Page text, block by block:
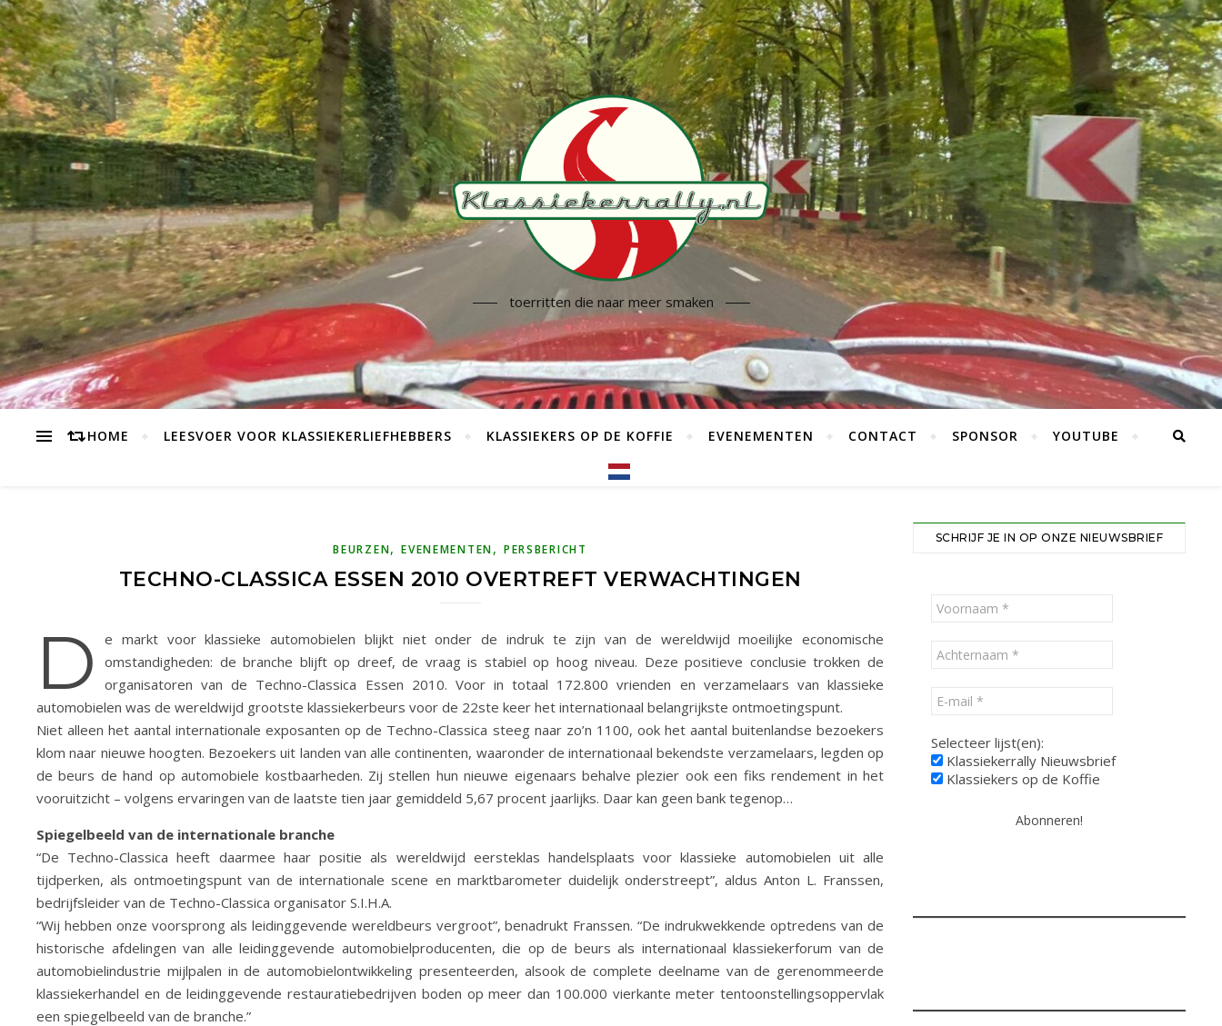
toerritten die naar meer smaken
HOME LEESVOER VOOR KLASSIEKERLIEFHEBBERS KLASSIEKERS OP DE KOFFIE EVENEMENTEN CONTACT SPONSOR YOUTUBE
BEURZEN,EVENEMENTEN, PERSBERICHT
TECHNO-CLASSICA ESSEN 2010 OVERTREFT VERWACHTINGEN
D
e markt voor klassieke automobielen blijkt niet onder de indruk te zijn van de wereldwijd moeilijke economische
omstandigheden: de branche blijft op dreef, de vraag is stabiel op hoog niveau. Deze positieve conclusie trokken de
organisatoren van de Techno-Classica Essen 2010. Voor in totaal 172.800 vrienden en verzamelaars van klassieke
automobielen was de wereldwijd grootste klassiekerbeurs voor de 22ste keer het internationaal belangrijkste ontmoetingspunt.
Niet alleen het aantal internationale exposanten op de Techno-Classica steeg naar zo’n 1100, ook het aantal buitenlandse bezoekers
klom naar nieuwe hoogten. Bezoekers uit landen van alle continenten, waaronder de internationaal bekendste verzamelaars, legden op
de beurs de hand op automobiele kostbaarheden. Zij stellen hun nieuwe eigenaars behalve plezier ook een fiks rendement in het
vooruitzicht – volgens ervaringen van de laatste tien jaar gemiddeld 5,67 procent jaarlijks. Daar kan geen bank tegenop…
Spiegelbeeld van de internationale branche
“De Techno-Classica heeft daarmee haar positie als wereldwijd eersteklas handelsplaats voor klassieke automobielen uit alle
tijdperken, als ontmoetingspunt van de internationale scene en marktbarometer duidelijk onderstreept”, aldus Anton L. Franssen,
bedrijfsleider van de Techno-Classica organisator S.I.H.A.
“Wij hebben onze voorsprong als leidinggevende wereldbeurs vergroot”, benadrukt Franssen. “De indrukwekkende optredens van de
historische afdelingen van alle leidinggevende automobielproducenten, die op de beurs als internationaal klassiekerforum van de
automobielindustrie mijlpalen in de automobielontwikkeling presenteerden, alsook de complete deelname van de gerenommeerde
klassiekerhandel en de leidinggevende restauratiebedrijven boden op meer dan 100.000 vierkante meter tentoonstellingsoppervlak
een spiegelbeeld van de branche.”
SCHRIJF JE IN OP ONZE NIEUWSBRIEF
Selecteer lijst(en):
Klassiekerrally Nieuwsbrief
Klassiekers op de Koffie